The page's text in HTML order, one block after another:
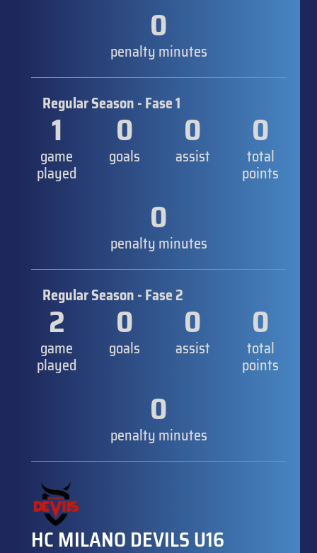
0
penalty minutes
Regular Season - Fase 1
1
game
played
0
goals
0
assist
0
total
points
0
penalty minutes
Regular Season - Fase 2
2
game
played
0
goals
0
assist
0
total
points
0
penalty minutes
HC MILANO DEVILS U16